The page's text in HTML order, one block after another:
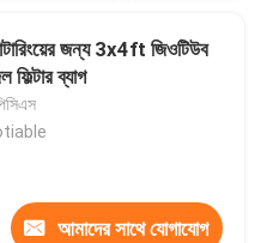
জন্য 3x4ft জিওটিউব
ফিল্টার ব্যাগ
আমাদের সাথে যোগাযোগ